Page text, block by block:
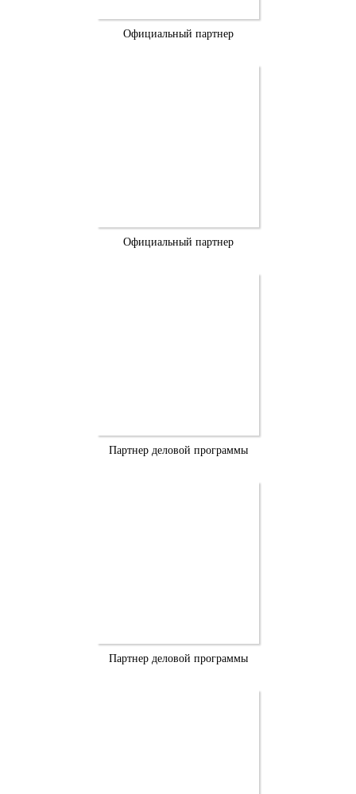
Официальный партнер
Официальный партнер
Партнер деловой программы
Партнер деловой программы